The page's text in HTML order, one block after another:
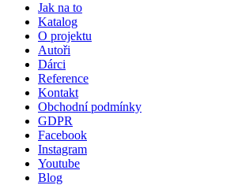
Jak na to
Katalog
O projektu
Autoři
Dárci
Reference
Kontakt
Obchodní podmínky
GDPR
Facebook
Instagram
Youtube
Blog